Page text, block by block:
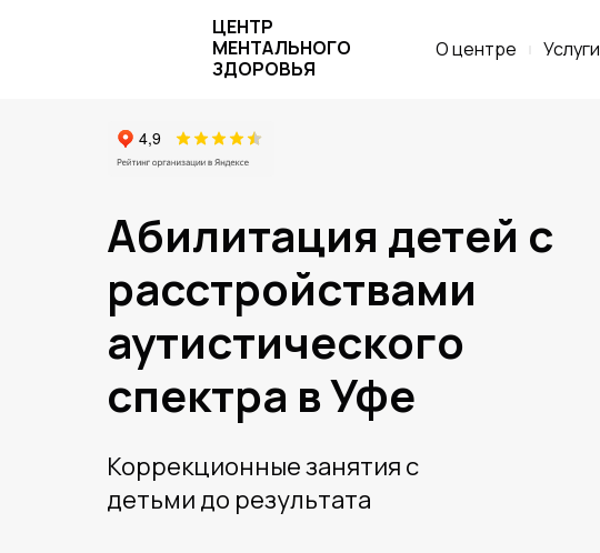
О центре Услуги
ЦЕНТР
МЕНТАЛЬНОГО
ЗДОРОВЬЯ
Коррекционные занятия с
детьми до результата
Абилитация детей с
расстройствами
аутистического
спектра в Уфе